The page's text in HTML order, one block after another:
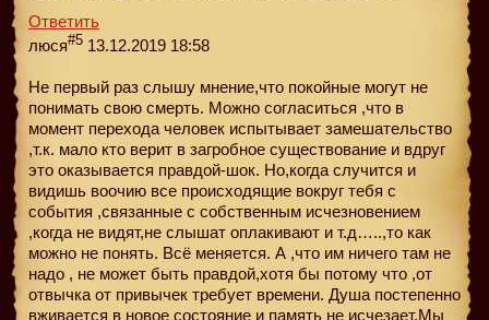
Ответить
люся#5 13.12.2019 18:58
Не первый раз слышу мнение,что покойные могут не
понимать свою смерть. Можно согласиться ,что в
момент перехода человек испытывает замешательство
,т.к. мало кто верит в загробное существование и вдруг
это оказывается правдой-шок. Но,когда случится и
видишь воочию все происходящие вокруг тебя с
события ,связанные с собственным исчезновением
,когда не видят,не слышат оплакивают и т.д…..,то как
можно не понять. Всё меняется. А ,что им ничего там не
надо , не может быть правдой,хотя бы потому что ,от
отвычка от привычек требует времени. Душа постепенно
вживается в новое состояние и память не исчезает.Мы